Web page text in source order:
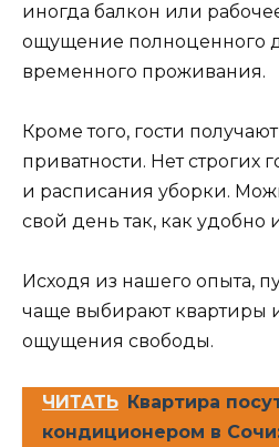
иногда балкон или
ощущение полноценного
временного проживания.
Кроме того, гости
приватности. Нет строгих
и расписания уборки.
свой день так, как удобно
Исходя из нашего опыта,
чаще выбирают квартиры
ощущения свободы.
ЧИТАТЬ Квартира
кондиционером в